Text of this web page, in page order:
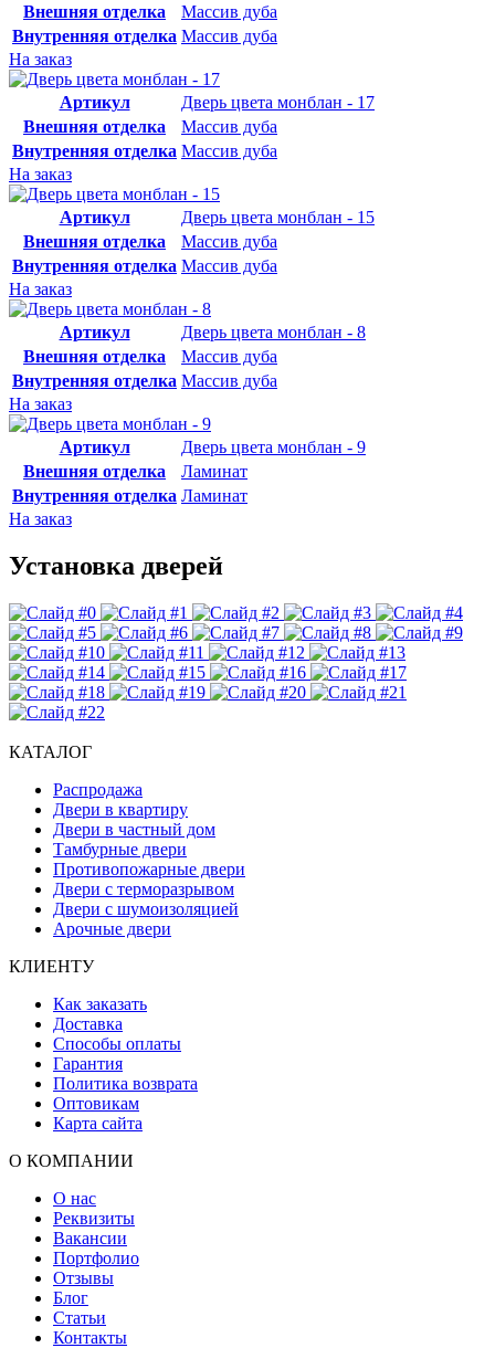
Внешняя отделка
Массив дуба
Внутренняя отделка Массив дуба
На заказ
Артикул
Дверь цвета монблан - 17
Внешняя отделка
Массив дуба
Внутренняя отделка Массив дуба
На заказ
Артикул
Дверь цвета монблан - 15
Внешняя отделка
Массив дуба
Внутренняя отделка Массив дуба
На заказ
Артикул
Дверь цвета монблан - 8
Внешняя отделка
Массив дуба
Внутренняя отделка Массив дуба
На заказ
Артикул
Дверь цвета монблан - 9
Внешняя отделка
Ламинат
Внутренняя отделка Ламинат
На заказ
Установка дверей
КАТАЛОГ
Распродажа
Двери в квартиру
Двери в частный дом
Тамбурные двери
Противопожарные двери
Двери с терморазрывом
Двери с шумоизоляцией
Арочные двери
КЛИЕНТУ
Как заказать
Доставка
Способы оплаты
Гарантия
Политика возврата
Оптовикам
Карта сайта
О КОМПАНИИ
О нас
Реквизиты
Вакансии
Портфолио
Отзывы
Блог
Статьи
Контакты